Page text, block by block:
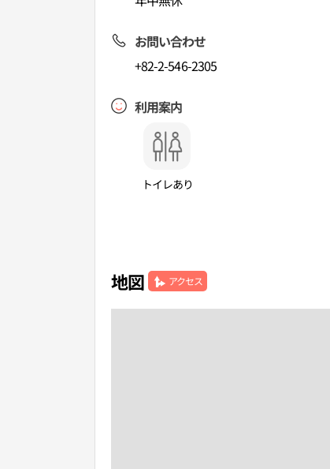
お問い合わせ
+82-2-546-2305
利用案内
トイレあり
地図 アクセス